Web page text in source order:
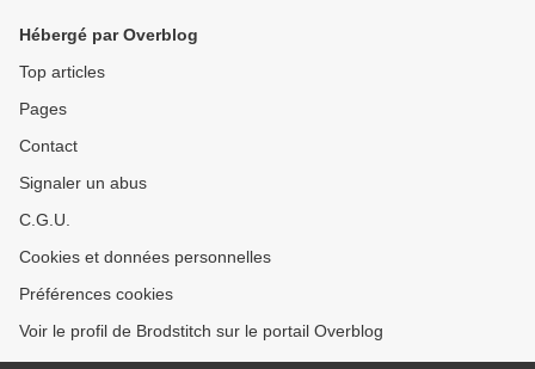
Hébergé par Overblog
Top articles
Pages
Contact
Signaler un abus
C.G.U.
Cookies et données personnelles
Préférences cookies
Voir le profil de Brodstitch sur le portail Overblog